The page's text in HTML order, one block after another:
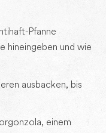
Pfanne
hineingeben und wie
ausbacken, bis
einem